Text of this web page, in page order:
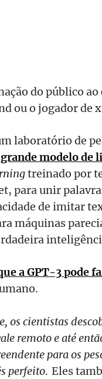
do público
ou o jogador de
laboratório de
grande modelo de
treinado por
para unir
de imitar
máquinas
a GPT-3 pode
os cientistas
remoto e até
para os
perfeito. Eles